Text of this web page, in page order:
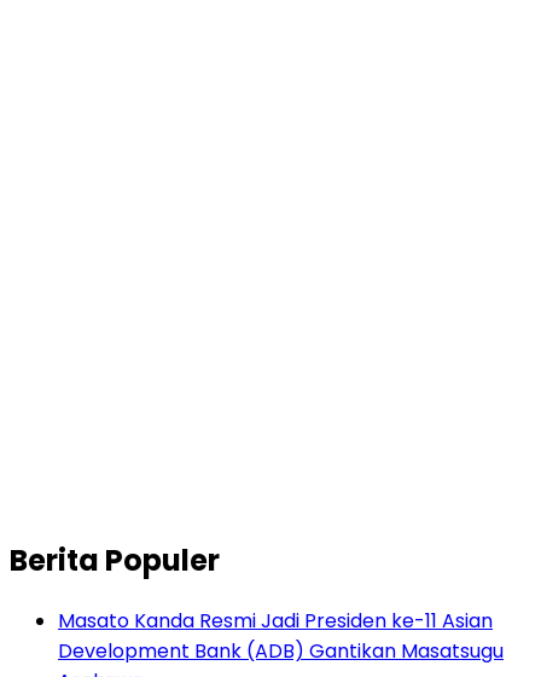
Berita Populer
Masato Kanda Resmi Jadi Presiden ke-11 Asian
Development Bank (ADB) Gantikan Masatsugu